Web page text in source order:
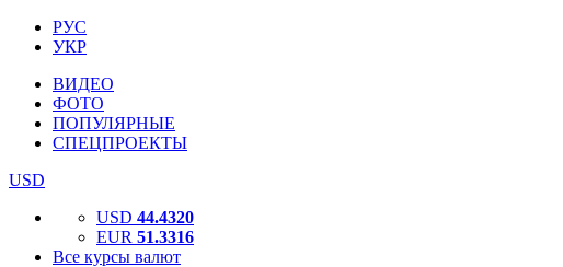
РУС
УКР
ВИДЕО
ФОТО
ПОПУЛЯРНЫЕ
СПЕЦПРОЕКТЫ
USD
USD 44.4320
EUR 51.3316
Все курсы валют